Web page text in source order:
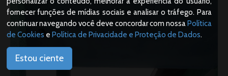
fornecer funções de mídias sociais e analisar o tráfego. Para
continuar navegando você deve concordar com nossaPolítica
de Cookies e Política de Privacidade e Proteção de Dados.
Estou ciente